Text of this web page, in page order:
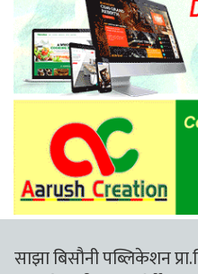
साझा बिसौनी पब्लिकेशन